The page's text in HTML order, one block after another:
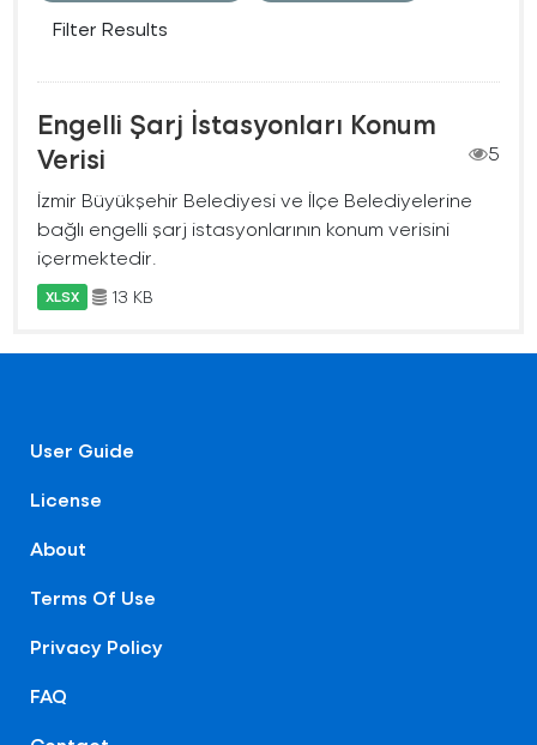
Filter Results
Engelli Şarj İstasyonları Konum
Verisi
5
İzmir Büyükşehir Belediyesi ve İlçe Belediyelerine
bağlı engelli şarj istasyonlarının konum verisini
içermektedir.
XLSX 13 KB
User Guide
License
About
Terms Of Use
Privacy Policy
FAQ